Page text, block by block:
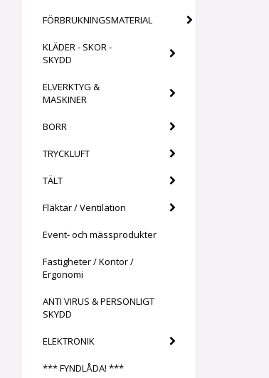
FÖRBRUKNINGSMATERIAL
KLÄDER - SKOR -
SKYDD
ELVERKTYG &
MASKINER
BORR
TRYCKLUFT
TÄLT
Fläktar / Ventilation
Event- och mässprodukter
Fastigheter / Kontor /
Ergonomi
ANTI VIRUS & PERSONLIGT
SKYDD
ELEKTRONIK
*** FYNDLÅDA! ***